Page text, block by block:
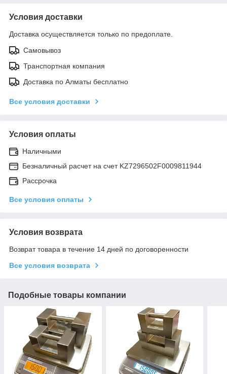
Условия доставки
Доставка осуществляется только по предоплате.
Самовывоз
Транспортная компания
Доставка по Алматы бесплатно
Все условия доставки
Условия оплаты
Наличными
Безналичный расчет на счет KZ7296502F0009811944
Рассрочка
Все условия оплаты
Условия возврата
Возврат товара в течение 14 дней по договоренности
Все условия возврата
Подобные товары компании